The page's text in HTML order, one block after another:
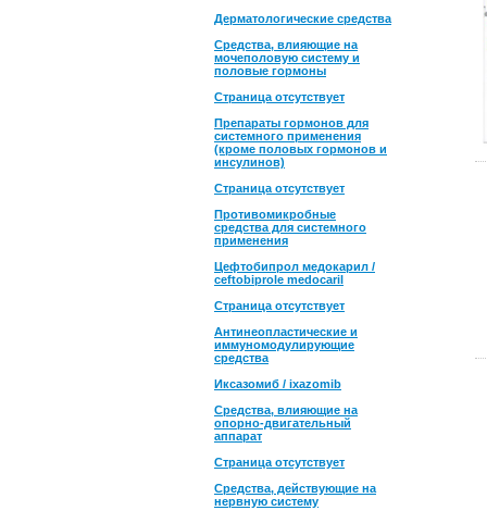
Дерматологические средства
Средства, влияющие на
мочеполовую систему и
половые гормоны
Страница отсутствует
Препараты гормонов для
системного применения
(кроме половых гормонов и
инсулинов)
Страница отсутствует
Противомикробные
средства для системного
применения
Цефтобипрол медокарил /
ceftobiprole medocaril
Страница отсутствует
Антинеопластические и
иммуномодулирующие
средства
Иксазомиб / ixazomib
Средства, влияющие на
опорно-двигательный
аппарат
Страница отсутствует
Средства, действующие на
нервную систему